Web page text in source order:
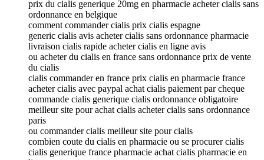
prix du cialis generique 20mg en pharmacie acheter cialis sans
ordonnance en belgique
comment commander cialis prix cialis espagne
generic cialis avis acheter cialis sans ordonnance pharmacie
livraison cialis rapide acheter cialis en ligne avis
ou acheter du cialis en france sans ordonnance prix de vente
du cialis
cialis commander en france prix cialis en pharmacie france
acheter cialis avec paypal achat cialis paiement par cheque
commande cialis generique cialis ordonnance obligatoire
meilleur site pour achat cialis acheter cialis sans ordonnance
paris
ou commander cialis meilleur site pour cialis
combien coute du cialis en pharmacie ou se procurer cialis
cialis generique france pharmacie achat cialis pharmacie en